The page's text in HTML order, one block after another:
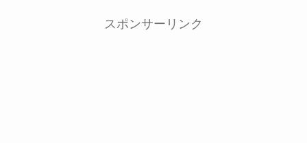
スポンサーリンク